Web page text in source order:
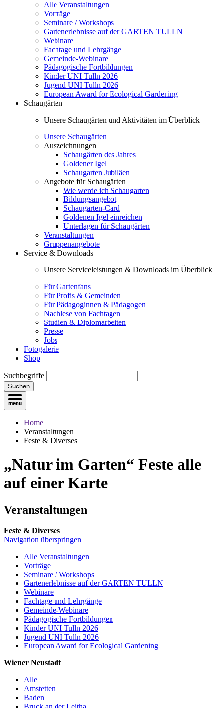
Alle Veranstaltungen
Vorträge
Seminare / Workshops
Gartenerlebnisse auf der GARTEN TULLN
Webinare
Fachtage und Lehrgänge
Gemeinde-Webinare
Pädagogische Fortbildungen
Kinder UNI Tulln 2026
Jugend UNI Tulln 2026
European Award for Ecological Gardening
Schaugärten
Unsere Schaugärten und Aktivitäten im Überblick
Unsere Schaugärten
Auszeichnungen
Schaugärten des Jahres
Goldener Igel
Schaugarten Jubiläen
Angebote für Schaugärten
Wie werde ich Schaugarten
Bildungsangebot
Schaugarten-Card
Goldenen Igel einreichen
Unterlagen für Schaugärten
Veranstaltungen
Gruppenangebote
Service & Downloads
Unsere Serviceleistungen & Downloads im Überblick
Für Gartenfans
Für Profis & Gemeinden
Für Pädagoginnen & Pädagogen
Nachlese von Fachtagen
Studien & Diplomarbeiten
Presse
Jobs
Fotogalerie
Shop
Suchbegriffe
Suchen
Home
Veranstaltungen
Feste & Diverses
„Natur im Garten“ Feste alle
auf einer Karte
Veranstaltungen
Feste & Diverses
Navigation überspringen
Alle Veranstaltungen
Vorträge
Seminare / Workshops
Gartenerlebnisse auf der GARTEN TULLN
Webinare
Fachtage und Lehrgänge
Gemeinde-Webinare
Pädagogische Fortbildungen
Kinder UNI Tulln 2026
Jugend UNI Tulln 2026
European Award for Ecological Gardening
Wiener Neustadt
Alle
Amstetten
Baden
Bruck an der Leitha